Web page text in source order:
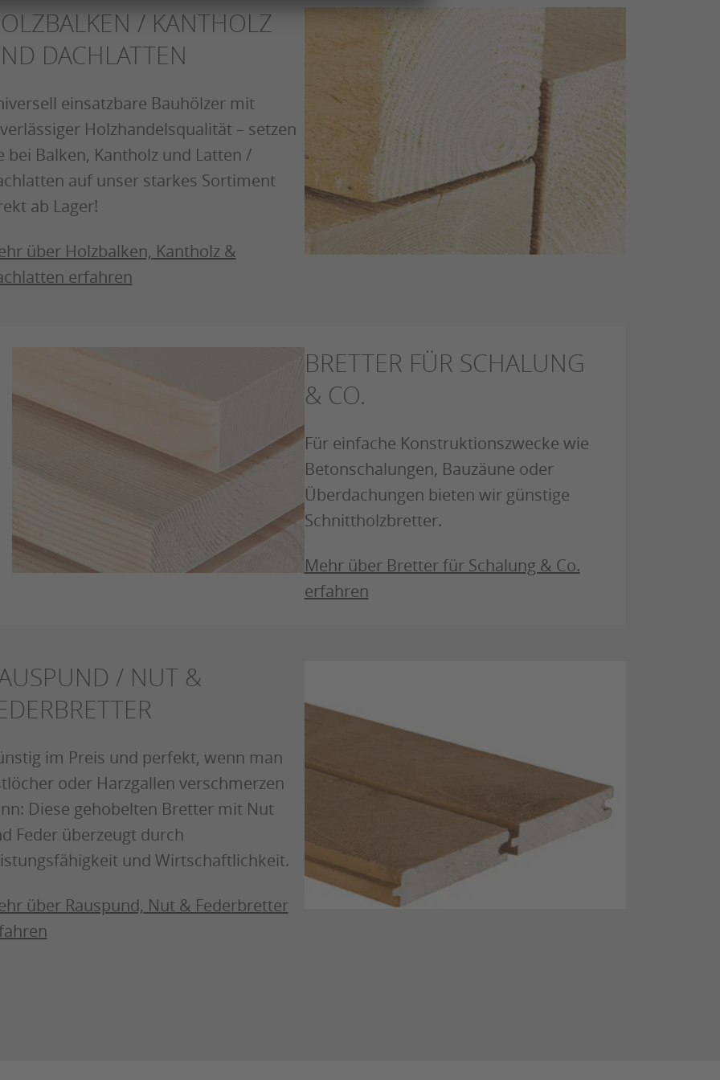
/ KANTHOLZ
DACHLATTEN
einsatzbare Bauhölzer mit
Holzhandelsqualität – setzen
bei Balken, Kantholz und Latten /
auf unser starkes Sortiment
ab Lager!
über Holzbalken, Kantholz &
erfahren
BRETTER FÜR SCHALUNG
& CO.
Für einfache Konstruktionszwecke wie
Betonschalungen, Bauzäune oder
Überdachungen bieten wir günstige
Schnittholzbretter.
Mehr über Bretter für Schalung & Co.
erfahren
/ NUT &
im Preis und perfekt, wenn man
oder Harzgallen verschmerzen
Diese gehobelten Bretter mit Nut
Feder überzeugt durch
und Wirtschaftlichkeit.
über Rauspund, Nut & Federbretter